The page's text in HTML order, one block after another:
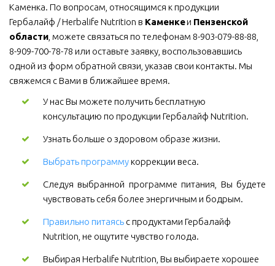
Каменка. По вопросам, относящимся к продукции
Гербалайф / Herbalife Nutrition в Каменке и Пензенской
области, можете связаться по телефонам 8-903-079-88-88,
8-909-700-78-78 или оставьте заявку, воспользовавшись
одной из форм обратной связи, указав свои контакты. Мы
свяжемся с Вами в ближайшее время.
У нас Вы можете получить бесплатную
консультацию по продукции Гербалайф Nutrition.
Узнать больше о здоровом образе жизни.
Выбрать программукоррекции веса.
Следуя выбранной программе питания, Вы будете
чувствовать себя более энергичным и бодрым.
Правильно питаясь с продуктами Гербалайф
Nutrition, не ощутите чувство голода.
Выбирая Herbalife Nutrition, Вы выбираете хорошее